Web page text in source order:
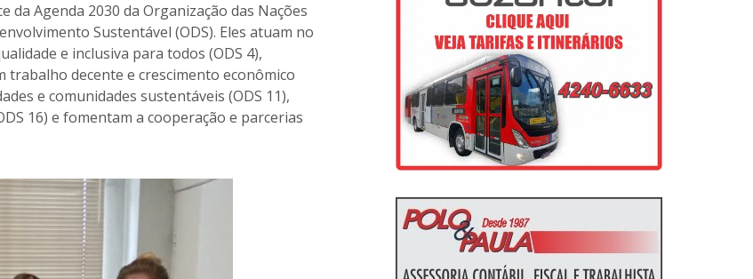
Agenda 2030 da Organização das Nações
Sustentável (ODS). Eles atuam no
e inclusiva para todos (ODS 4),
trabalho decente e crescimento econômico
e comunidades sustentáveis (ODS 11),
16) e fomentam a cooperação e parcerias